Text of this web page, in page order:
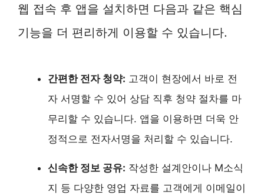
웹 접속 후 앱을 설치하면 다음과 같은 핵심
기능을 더 편리하게 이용할 수 있습니다.
간편한 전자 청약: 고객이 현장에서 바로 전
자 서명할 수 있어 상담 직후 청약 절차를 마
무리할 수 있습니다. 앱을 이용하면 더욱 안
정적으로 전자서명을 처리할 수 있습니다.
신속한 정보 공유: 작성한 설계안이나 M소식
지 등 다양한 영업 자료를 고객에게 이메일이